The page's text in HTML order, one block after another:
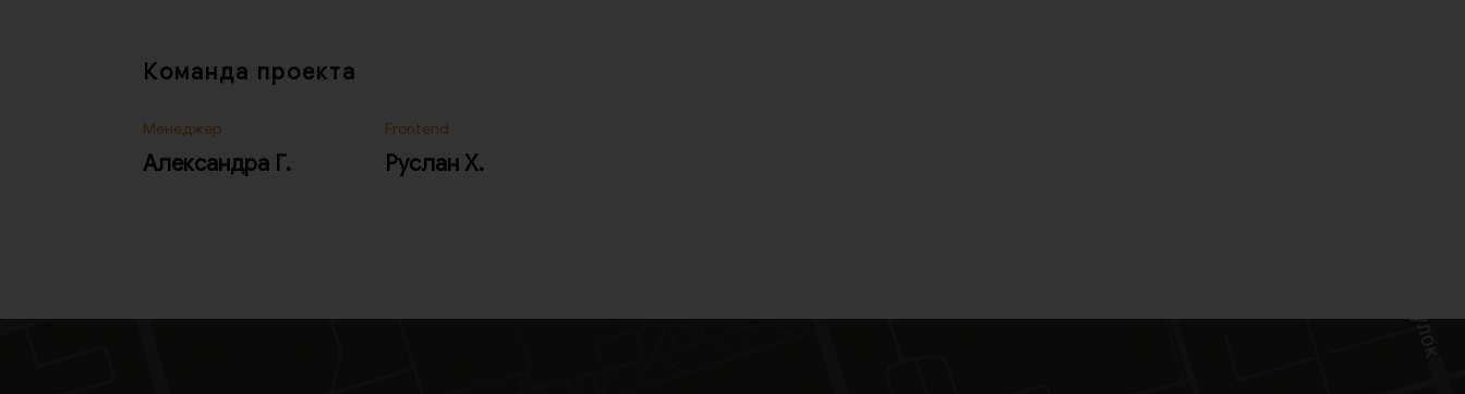
Команда проекта
Менеджер
Александра Г.
Frontend
Руслан Х.